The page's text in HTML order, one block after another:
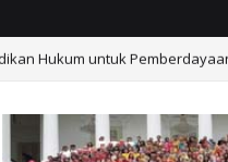
Hukum untuk
Anak Putus Sekolah Kembali